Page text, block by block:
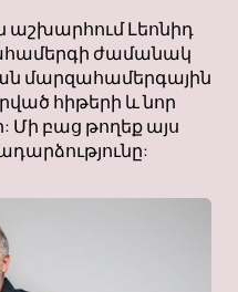
աշխարհում Լեոնիդ
ժամանակ
մարզահամերգային
հիթերի և նոր
Մի բաց թողեք այս